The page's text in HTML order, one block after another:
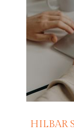
HILBAR